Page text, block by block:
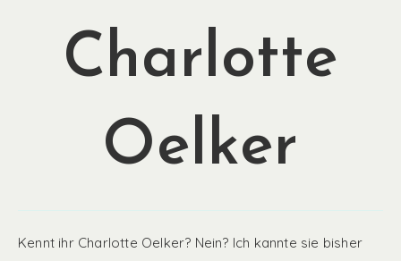
Charlotte
Oelker
Kennt ihr Charlotte Oelker? Nein? Ich kannte sie bisher